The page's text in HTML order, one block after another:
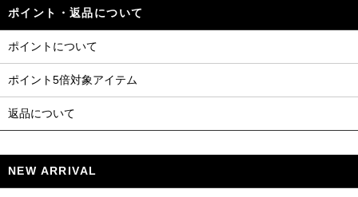
ポイント・返品について
ポイントについて
ポイント5倍対象アイテム
返品について
NEW ARRIVAL